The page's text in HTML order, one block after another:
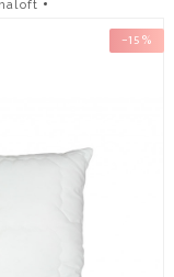
−15%